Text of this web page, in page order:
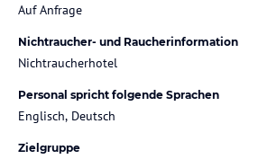
Auf Anfrage
Nichtraucher- und Raucherinformation
Nichtraucherhotel
Personal spricht folgende Sprachen
Englisch, Deutsch
Zielgruppe